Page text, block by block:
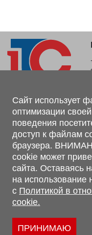
Магазин, склад
г. Минск, Минский р-н, п.
223062
г. Брест, ул. Лейтенанта
Обращаем Ваше
информация,
характеристик, цветовых
сервисного
не является публичной
Гражданского кодекса
Политика обработки
Политикой в отношении
Сайт использует
оптимизации
поведения
доступ к файлам
браузера.
cookie может
сайта. Оставаясь
на использование
с Политикой в
cookie.
ПРИНИМАЮ